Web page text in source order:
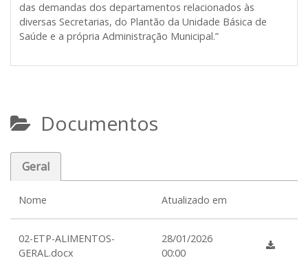
das demandas dos departamentos relacionados às
diversas Secretarias, do Plantão da Unidade Básica de
Saúde e a própria Administração Municipal.”
Documentos
Geral
Nome Atualizado em
02-ETP-ALIMENTOS-
GERAL.docx
28/01/2026
00:00